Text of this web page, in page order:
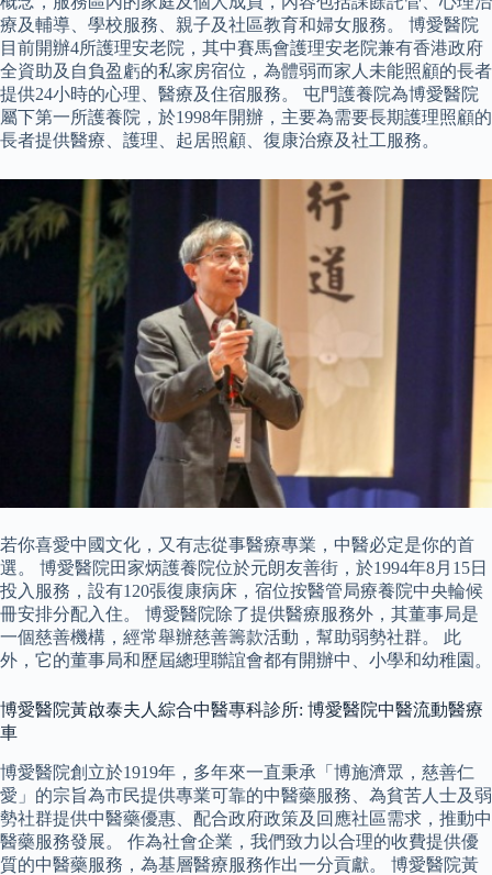
療及輔導、學校服務、親子及社區教育和婦女服務。 博愛醫院
目前開辦4所護理安老院，其中賽馬會護理安老院兼有香港政府
全資助及自負盈虧的私家房宿位，為體弱而家人未能照顧的長者
提供24小時的心理、醫療及住宿服務。 屯門護養院為博愛醫院
屬下第一所護養院，於1998年開辦，主要為需要長期護理照顧的
長者提供醫療、護理、起居照顧、復康治療及社工服務。
若你喜愛中國文化，又有志從事醫療專業，中醫必定是你的首
選。 博愛醫院田家炳護養院位於元朗友善街，於1994年8月15日
投入服務，設有120張復康病床，宿位按醫管局療養院中央輪候
冊安排分配入住。 博愛醫院除了提供醫療服務外，其董事局是
一個慈善機構，經常舉辦慈善籌款活動，幫助弱勢社群。 此
外，它的董事局和歷屆總理聯誼會都有開辦中、小學和幼稚園。
博愛醫院黃啟泰夫人綜合中醫專科診所: 博愛醫院中醫流動醫療
車
博愛醫院創立於1919年，多年來一直秉承「博施濟眾，慈善仁
愛」的宗旨為市民提供專業可靠的中醫藥服務、為貧苦人士及弱
勢社群提供中醫藥優惠、配合政府政策及回應社區需求，推動中
醫藥服務發展。 作為社會企業，我們致力以合理的收費提供優
質的中醫藥服務，為基層醫療服務作出一分貢獻。 博愛醫院黃